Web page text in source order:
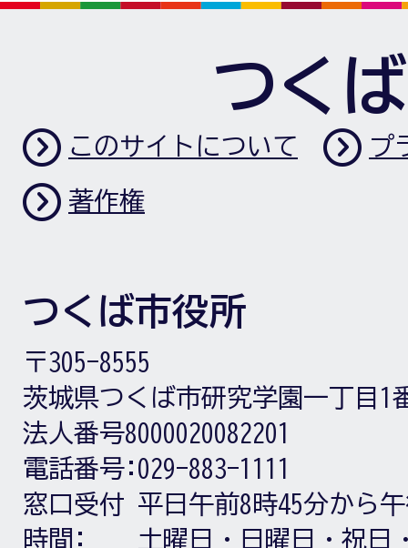
つく
このサイトについて プ
著作権
つくば市役所
〒305-8555
茨城県つくば市研究学園一丁目1
法人番号8000020082201
電話番号: 029-883-1111
窓口受付
時間:
平日午前8時45分から
土曜日・日曜日・祝日